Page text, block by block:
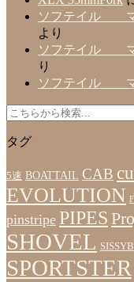
ソフテイル マ
より
ソフテイル マ
り
ソフテイル マ
タグ
5速 BOATTAIL CAB
EVOLUTION
pinstripe PIPES
SHOVEL
SPORTSTER